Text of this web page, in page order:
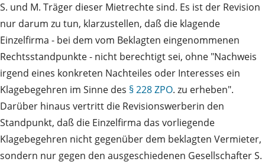
S. und M. Träger dieser Mietrechte sind. Es ist der Revision
nur darum zu tun, klarzustellen, daß die klagende
Einzelfirma - bei dem vom Beklagten eingenommenen
Rechtsstandpunkte - nicht berechtigt sei, ohne "Nachweis
irgend eines konkreten Nachteiles oder Interesses ein
Klagebegehren im Sinne des § 228 ZPO. zu erheben".
Darüber hinaus vertritt die Revisionswerberin den
Standpunkt, daß die Einzelfirma das vorliegende
Klagebegehren nicht gegenüber dem beklagten Vermieter,
sondern nur gegen den ausgeschiedenen Gesellschafter S.